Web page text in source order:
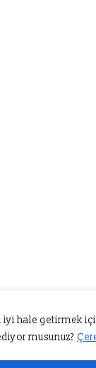
iyi hale getirmek
musunuz?